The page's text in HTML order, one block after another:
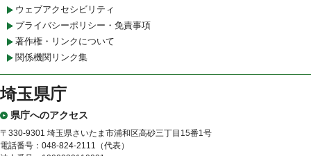
ウェブアクセシビリティ
プライバシーポリシー・免責事項
著作権・リンクについて
関係機関リンク集
埼玉県庁
県庁へのアクセス
〒330-9301 埼玉県さいたま市浦和区高砂三丁目15番1号
電話番号：048-824-2111（代表）